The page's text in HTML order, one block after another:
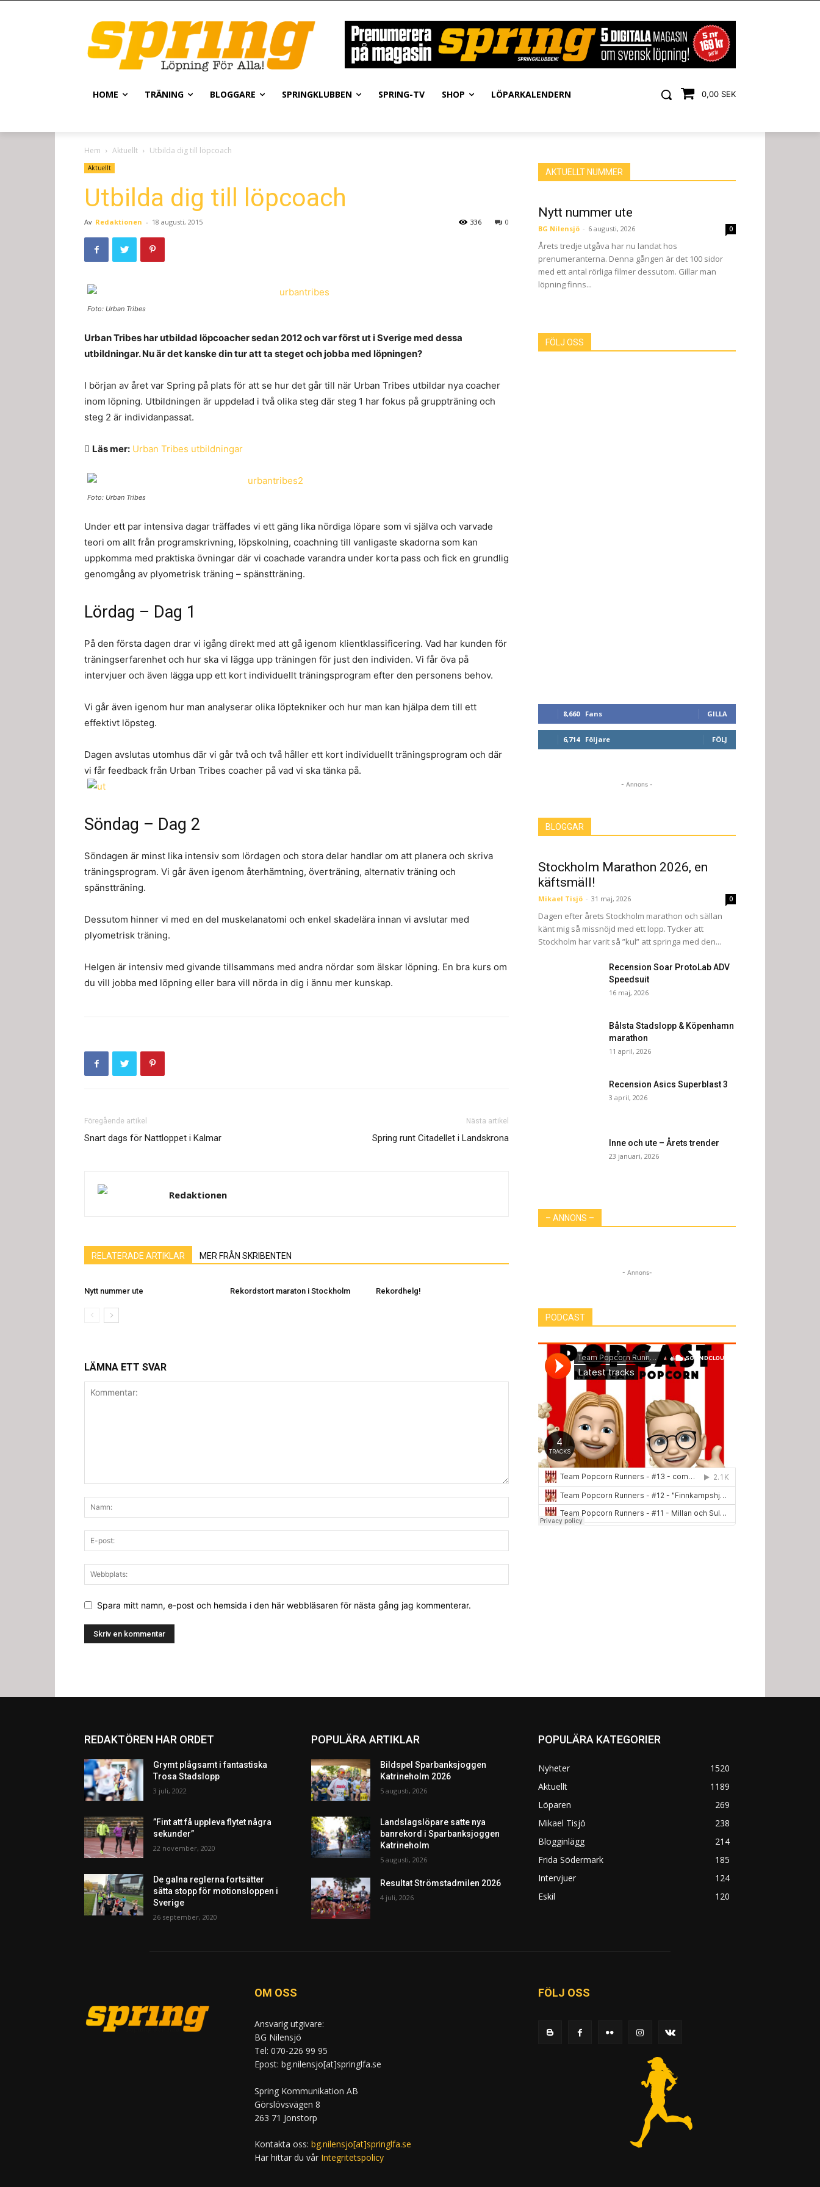
0,00 SEK
HOME TRÄNING BLOGGARE SPRINGKLUBBEN SPRING-TV SHOP LÖPARKALENDERN
Hem Aktuellt Utbilda dig till löpcoach
Aktuellt
Utbilda dig till löpcoach
Av Redaktionen - 18 augusti, 2015 0
336
Foto: Urban Tribes
Urban Tribes har utbildad löpcoacher sedan 2012 och var först ut i Sverige med dessa
utbildningar. Nu är det kanske din tur att ta steget och jobba med löpningen?
I början av året var Spring på plats för att se hur det går till när Urban Tribes utbildar nya coacher
inom löpning. Utbildningen är uppdelad i två olika steg där steg 1 har fokus på gruppträning och
steg 2 är individanpassat.
Läs mer: Urban Tribes utbildningar
Foto: Urban Tribes
Under ett par intensiva dagar träffades vi ett gäng lika nördiga löpare som vi själva och varvade
teori om allt från programskrivning, löpskolning, coachning till vanligaste skadorna som kan
uppkomma med praktiska övningar där vi coachade varandra under korta pass och fick en grundlig
genomgång av plyometrisk träning – spänstträning.
Lördag – Dag 1
På den första dagen drar vi igång direkt med att gå igenom klientklassificering. Vad har kunden för
träningserfarenhet och hur ska vi lägga upp träningen för just den individen. Vi får öva på
intervjuer och även lägga upp ett kort individuellt träningsprogram efter den personens behov.
Vi går även igenom hur man analyserar olika löptekniker och hur man kan hjälpa dem till ett
effektivt löpsteg.
Dagen avslutas utomhus där vi går två och två håller ett kort individuellt träningsprogram och där
vi får feedback från Urban Tribes coacher på vad vi ska tänka på.
Söndag – Dag 2
Söndagen är minst lika intensiv som lördagen och stora delar handlar om att planera och skriva
träningsprogram. Vi går även igenom återhämtning, överträning, alternativ träning och
spänstträning.
Dessutom hinner vi med en del muskelanatomi och enkel skadelära innan vi avslutar med
plyometrisk träning.
Helgen är intensiv med givande tillsammans med andra nördar som älskar löpning. En bra kurs om
du vill jobba med löpning eller bara vill nörda in dig i ännu mer kunskap.
Föregående artikel
Snart dags för Nattloppet i Kalmar
Nästa artikel
Spring runt Citadellet i Landskrona
Redaktionen
RELATERADE ARTIKLAR MER FRÅN SKRIBENTEN
Nytt nummer ute Rekordstort maraton i Stockholm Rekordhelg!
LÄMNA ETT SVAR
Spara mitt namn, e-post och hemsida i den här webbläsaren för nästa gång jag kommenterar.
AKTUELLT NUMMER
Nytt nummer ute
BG Nilensjö - 6 augusti, 2026 0
Årets tredje utgåva har nu landat hos
prenumeranterna. Denna gången är det 100 sidor
med ett antal rörliga filmer dessutom. Gillar man
löpning finns...
FÖLJ OSS
8,660 Fans GILLA
6,714 Följare FÖLJ
- Annons -
BLOGGAR
Stockholm Marathon 2026, en
käftsmäll!
Mikael Tisjö - 31 maj, 2026 0
Dagen efter årets Stockholm marathon och sällan
känt mig så missnöjd med ett lopp. Tycker att
Stockholm har varit så ”kul” att springa med den...
Recension Soar ProtoLab ADV
Speedsuit
16 maj, 2026
Bålsta Stadslopp & Köpenhamn
marathon
11 april, 2026
Recension Asics Superblast 3
3 april, 2026
Inne och ute – Årets trender
23 januari, 2026
– ANNONS –
- Annons-
PODCAST
REDAKTÖREN HAR ORDET
Grymt plågsamt i fantastiska
Trosa Stadslopp
3 juli, 2022
”Fint att få uppleva flytet några
sekunder”
22 november, 2020
De galna reglerna fortsätter
sätta stopp för motionsloppen i
Sverige
26 september, 2020
POPULÄRA ARTIKLAR
Bildspel Sparbanksjoggen
Katrineholm 2026
5 augusti, 2026
Landslagslöpare satte nya
banrekord i Sparbanksjoggen
Katrineholm
5 augusti, 2026
Resultat Strömstadmilen 2026
4 juli, 2026
POPULÄRA KATEGORIER
Nyheter
1520
Aktuellt
1189
Löparen
269
Mikael Tisjö
238
Blogginlägg
214
Frida Södermark
185
Intervjuer
124
Eskil
120
OM OSS
Ansvarig utgivare:
BG Nilensjö
Tel: 070-226 99 95
Epost: bg.nilensjo[at]springlfa.se
Spring Kommunikation AB
Görslövsvägen 8
263 71 Jonstorp
Kontakta oss: bg.nilensjo[at]springlfa.se
Här hittar du vår Integritetspolicy
FÖLJ OSS